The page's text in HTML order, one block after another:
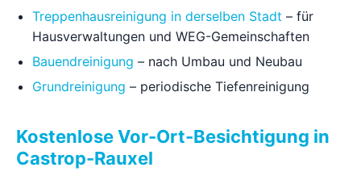
Treppenhausreinigung in derselben Stadt – für
Hausverwaltungen und WEG-Gemeinschaften
Bauendreinigung – nach Umbau und Neubau
Grundreinigung – periodische Tiefenreinigung
Kostenlose Vor-Ort-Besichtigung in
Castrop-Rauxel